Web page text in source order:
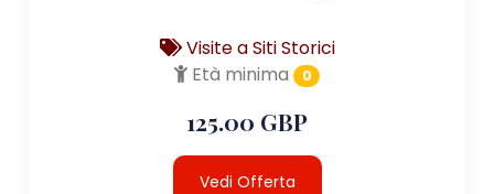
Visite a Siti Storici
Età minima
0
125.00 GBP
Vedi Offerta